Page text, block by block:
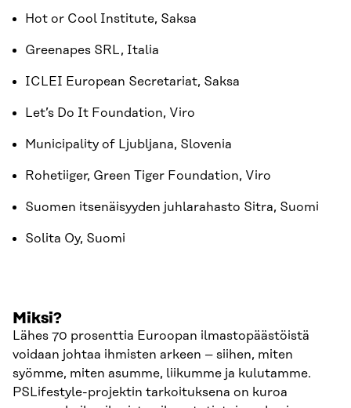
Hot or Cool Institute, Saksa
Greenapes SRL, Italia
ICLEI European Secretariat, Saksa
Let’s Do It Foundation, Viro
Municipality of Ljubljana, Slovenia
Rohetiiger, Green Tiger Foundation, Viro
Suomen itsenäisyyden juhlarahasto Sitra, Suomi
Solita Oy, Suomi
Miksi?
Lähes 70 prosenttia Euroopan ilmastopäästöistä
voidaan johtaa ihmisten arkeen – siihen, miten
syömme, miten asumme, liikumme ja kulutamme.
PSLifestyle-projektin tarkoituksena on kuroa